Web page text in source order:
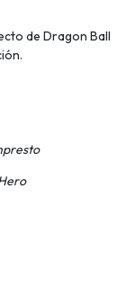
de Dragon Ball